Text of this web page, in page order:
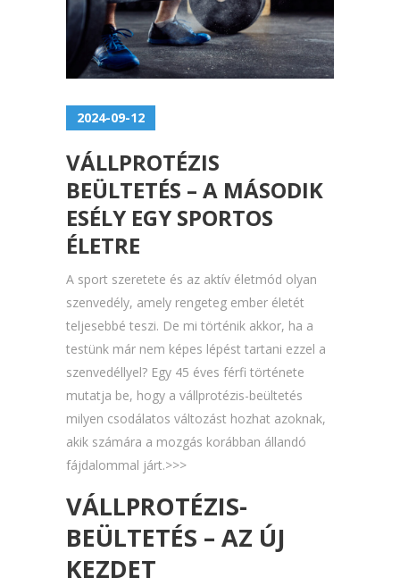
2024-09-12
VÁLLPROTÉZIS
BEÜLTETÉS – A MÁSODIK
ESÉLY EGY SPORTOS
ÉLETRE
A sport szeretete és az aktív életmód olyan
szenvedély, amely rengeteg ember életét
teljesebbé teszi. De mi történik akkor, ha a
testünk már nem képes lépést tartani ezzel a
szenvedéllyel? Egy 45 éves férfi története
mutatja be, hogy a vállprotézis-beültetés
milyen csodálatos változást hozhat azoknak,
akik számára a mozgás korábban állandó
fájdalommal járt.>>>
VÁLLPROTÉZIS-
BEÜLTETÉS – AZ ÚJ
KEZDET